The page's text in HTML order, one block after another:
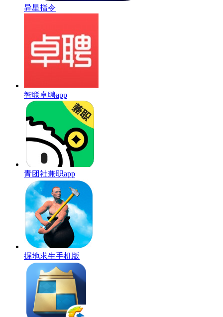
异星指令
智联卓聘app
青团社兼职app
掘地求生手机版